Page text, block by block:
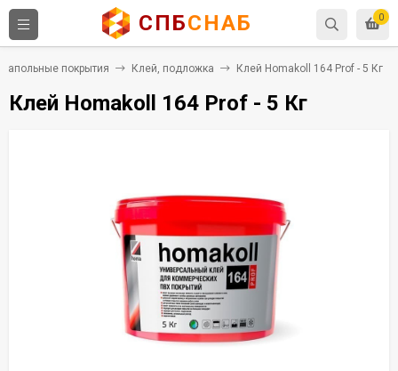
0
СПБСНАБ
Напольные покрытия Клей, подложка Клей Homakoll 164 Prof - 5 Кг
Клей Homakoll 164 Prof - 5 Кг